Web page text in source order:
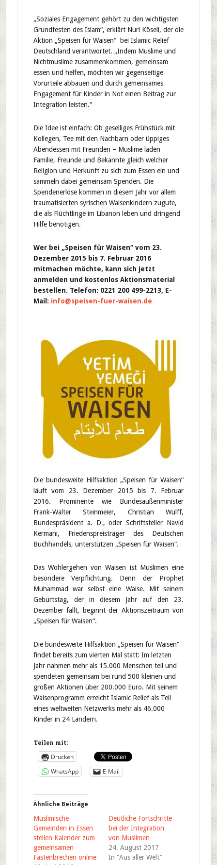
„Soziales Engagement gehört zu den wichtigsten
Grundfesten des Islam“, erklärt Nuri Köseli, der die
Aktion „Speisen für Waisen“ bei Islamic Relief
Deutschland verantwortet. „Indem Muslime und
Nichtmuslime zusammenkommen, gemeinsam
essen und helfen, möchten wir gegenseitige
Vorurteile abbauen und durch gemeinsames
Engagement für Kinder in Not einen Beitrag zur
Integration leisten.“
Die Idee ist einfach: Ob geselliges Frühstück mit
Kollegen, Tee mit den Nachbarn oder üppiges
Abendessen mit Freunden – Muslime laden
Familie, Freunde und Bekannte gleich welcher
Religion und Herkunft zu sich zum Essen ein und
sammeln dabei gemeinsam Spenden. Die
Spendenerlöse kommen in diesem Jahr vor allem
traumatisierten syrischen Waisenkindern zugute,
die als Flüchtlinge im Libanon leben und dringend
Hilfe benötigen.
Wer bei „Speisen für Waisen“ vom 23.
Dezember 2015 bis 7. Februar 2016
mitmachen möchte, kann sich jetzt
anmelden und kostenlos Aktionsmaterial
bestellen. Telefon: 0221 200 499-2213, E-
Mail: info@speisen-fuer-waisen.de
Die bundesweite Hilfsaktion „Speisen für Waisen“
läuft vom 23. Dezember 2015 bis 7. Februar
2016. Prominente wie Bundesaußenminister
Frank-Walter Steinmeier, Christian Wulff,
Bundespräsident a. D., oder Schriftsteller Navid
Kermani, Friedenspreisträger des Deutschen
Buchhandels, unterstützen „Speisen für Waisen“.
Das Wohlergehen von Waisen ist Muslimen eine
besondere Verpflichtung. Denn der Prophet
Muhammad war selbst eine Waise. Mit seinem
Geburtstag, der in diesem Jahr auf den 23.
Dezember fällt, beginnt der Aktionszeitraum von
„Speisen für Waisen“.
Die bundesweite Hilfsaktion „Speisen für Waisen“
findet bereits zum vierten Mal statt: Im letzten
Jahr nahmen mehr als 15.000 Menschen teil und
spendeten gemeinsam bei rund 500 kleinen und
großen Aktionen über 200.000 Euro. Mit seinem
Waisenprogramm erreicht Islamic Relief als Teil
eines weltweiten Netzwerks mehr als 46.000
Kinder in 24 Ländern.
Teilen mit:
Drucken
WhatsApp
E-Mail
Ähnliche Beiträge
Muslimische
Gemeinden in Essen
stellen Kalender zum
gemeinsamen
Fastenbrechen online
Deutliche Fortschritte
bei der Integration
von Muslimen
24. August 2017
In "Aus aller Welt"